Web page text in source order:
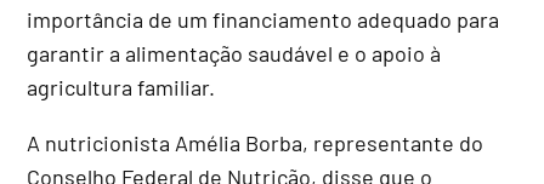
importância de um financiamento adequado para
garantir a alimentação saudável e o apoio à
agricultura familiar.
A nutricionista Amélia Borba, representante do
Conselho Federal de Nutrição, disse que o